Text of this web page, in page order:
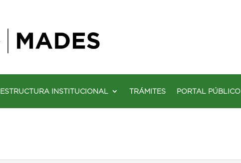
ESTRUCTURA INSTITUCIONAL TRÁMITES PORTAL PÚBLICO